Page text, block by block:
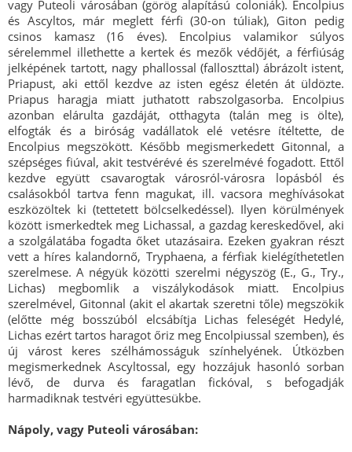
vagy Puteoli városában (görög alapítású coloniák). Encolpius
és Ascyltos, már meglett férfi (30-on túliak), Giton pedig
csinos kamasz (16 éves). Encolpius valamikor súlyos
sérelemmel illethette a kertek és mezők védőjét, a férfiúság
jelképének tartott, nagy phallossal (falloszttal) ábrázolt istent,
Priapust, aki ettől kezdve az isten egész életén át üldözte.
Priapus haragja miatt juthatott rabszolgasorba. Encolpius
azonban elárulta gazdáját, otthagyta (talán meg is ölte),
elfogták és a biróság vadállatok elé vetésre ítéltette, de
Encolpius megszökött. Később megismerkedett Gitonnal, a
szépséges fiúval, akit testvérévé és szerelmévé fogadott. Ettől
kezdve együtt csavarogtak városról-városra lopásból és
csalásokból tartva fenn magukat, ill. vacsora meghívásokat
eszközöltek ki (tettetett bölcselkedéssel). Ilyen körülmények
között ismerkedtek meg Lichassal, a gazdag kereskedővel, aki
a szolgálatába fogadta őket utazásaira. Ezeken gyakran részt
vett a híres kalandornő, Tryphaena, a férfiak kielégíthetetlen
szerelmese. A négyük közötti szerelmi négyszög (E., G., Try.,
Lichas) megbomlik a viszálykodások miatt. Encolpius
szerelmével, Gitonnal (akit el akartak szeretni tőle) megszökik
(előtte még bosszúból elcsábítja Lichas feleségét Hedylé,
Lichas ezért tartos haragot őriz meg Encolpiussal szemben), és
új várost keres szélhámosságuk színhelyének. Útközben
megismerkednek Ascyltossal, egy hozzájuk hasonló sorban
lévő, de durva és faragatlan fickóval, s befogadják
harmadiknak testvéri együttesükbe.
Nápoly, vagy Puteoli városában: